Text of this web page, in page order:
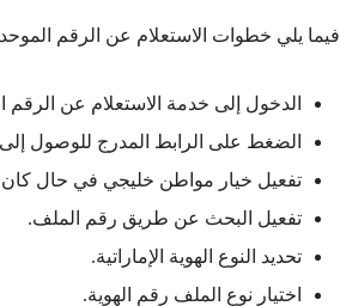
فيما يلي خطوات الاستعلام عن الرقم
الدخول إلى خدمة الاستعلام عن الرقم
الضغط على الرابط المدرج للوصول
تفعيل خيار مواطن خليجي في حال
تفعيل البحث عن طريق رقم الملف.
تحديد النوع الهوية الإماراتية.
اختيار نوع الملف رقم الهوية.